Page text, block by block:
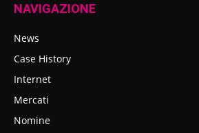
NAVIGAZIONE
News
Case History
Internet
Mercati
Nomine